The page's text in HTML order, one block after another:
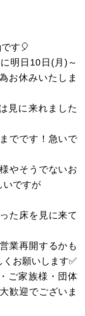
す🎈
明日10日(月)～
お休みいたしま
見に来れました
でです！急いで
やそうでないお
いですが
た床を見に来て
業再開するかも
お願いします✅
ご家族様・団体
歓迎でございま